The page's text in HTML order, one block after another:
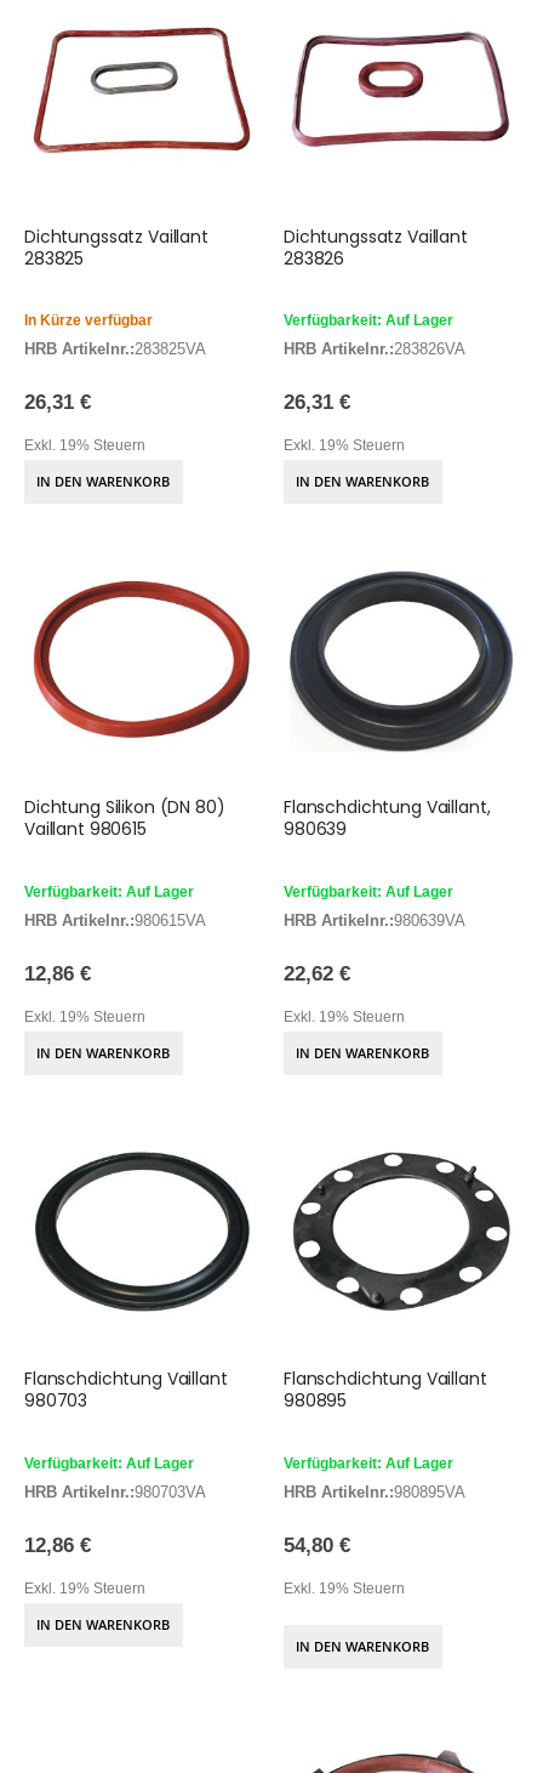
Dichtungssatz Vaillant
283825
In Kürze verfügbar
HRB Artikelnr.:283825VA
26,31 €
Exkl. 19% Steuern
IN DEN WARENKORB
Dichtungssatz Vaillant
283826
Verfügbarkeit: Auf Lager
HRB Artikelnr.:283826VA
26,31 €
Exkl. 19% Steuern
IN DEN WARENKORB
Dichtung Silikon (DN 80)
Vaillant 980615
Verfügbarkeit: Auf Lager
HRB Artikelnr.:980615VA
12,86 €
Exkl. 19% Steuern
IN DEN WARENKORB
Flanschdichtung Vaillant,
980639
Verfügbarkeit: Auf Lager
HRB Artikelnr.:980639VA
22,62 €
Exkl. 19% Steuern
IN DEN WARENKORB
Flanschdichtung Vaillant
980703
Verfügbarkeit: Auf Lager
HRB Artikelnr.:980703VA
12,86 €
Exkl. 19% Steuern
IN DEN WARENKORB
Flanschdichtung Vaillant
980895
Verfügbarkeit: Auf Lager
HRB Artikelnr.:980895VA
54,80 €
Exkl. 19% Steuern
IN DEN WARENKORB